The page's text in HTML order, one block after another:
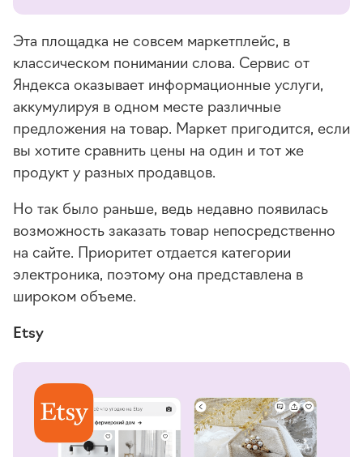
Эта площадка не совсем маркетплейс, в
классическом понимании слова. Сервис от
Яндекса оказывает информационные услуги,
аккумулируя в одном месте различные
предложения на товар. Маркет пригодится, если
вы хотите сравнить цены на один и тот же
продукт у разных продавцов.
Но так было раньше, ведь недавно появилась
возможность заказать товар непосредственно
на сайте. Приоритет отдается категории
электроника, поэтому она представлена в
широком объеме.
Etsy